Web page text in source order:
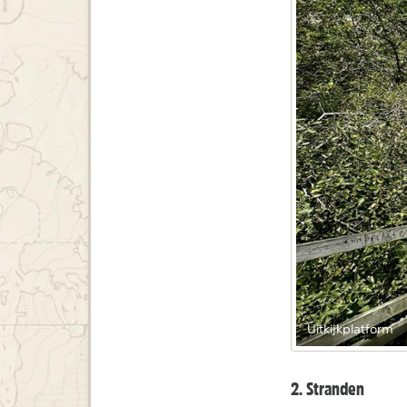
Uitkijkplatform
2. Stranden